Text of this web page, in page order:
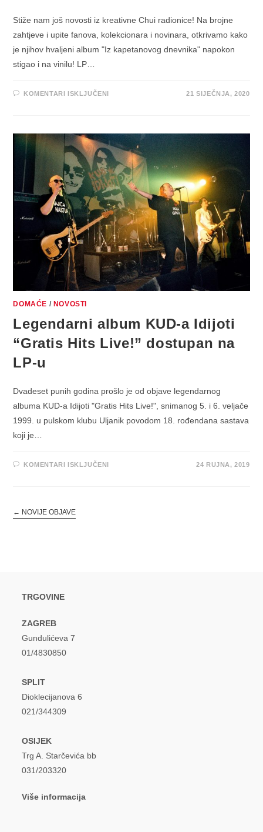
Stiže nam još novosti iz kreativne Chui radionice! Na brojne
zahtjeve i upite fanova, kolekcionara i novinara, otkrivamo kako
je njihov hvaljeni album "Iz kapetanovog dnevnika" napokon
stigao i na vinilu! LP…
KOMENTARI ISKLJUČENI
CHUI
STIGAO
NA
VINILU!
21 SIJEČNJA, 2020
DOMAĆE / NOVOSTI
Legendarni album KUD-a Idijoti
“Gratis Hits Live!” dostupan na
LP-u
Dvadeset punih godina prošlo je od objave legendarnog
albuma KUD-a Idijoti "Gratis Hits Live!", snimanog 5. i 6. veljače
1999. u pulskom klubu Uljanik povodom 18. rođendana sastava
koji je…
KOMENTARI ISKLJUČENI 24 RUJNA, 2019
← NOVIJE OBJAVE
TRGOVINE
ZAGREB
Gundulićeva 7
01/4830850
SPLIT
Dioklecijanova 6
021/344309
OSIJEK
Trg A. Starčevića bb
031/203320
Više informacija